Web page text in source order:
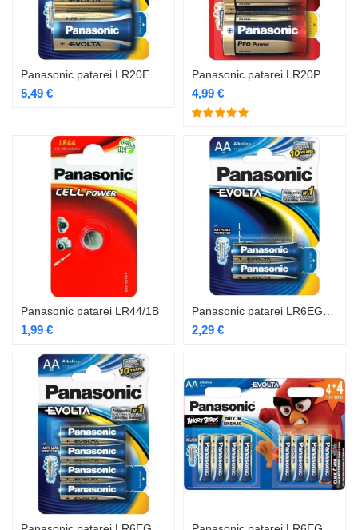
5,49 € 4,99 €
Panasonic patarei LR44/1B
1,99 € 2,29 €